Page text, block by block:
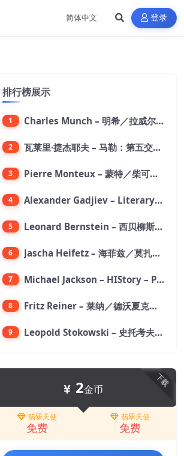
登录
排行榜展示
1 Charles Munch – 明希／拉威尔：波莱罗舞曲【176.4kHz／24bit】
2 瓦莱里·捷杰耶夫 – 马勒：第五交响曲【96kHz／24bit】
3 Pierre Monteux – 蒙特／柴可夫斯基：第六交响曲【176.4kHz／24bit】
4 Alexander Gadjiev – Literary Fantasies【FLAC 192】
5 Leonard Bernstein – 西贝柳斯：芬兰颂／格里格：培尔·金特组曲【44.1kHz／24bit】
6 Jascha Heifetz – 海菲兹／莫扎特：第四小提琴协奏曲，第五小提琴协奏曲《土耳其》／维瓦尔第：小提琴与大提琴协奏曲，RV 547【192kHz／24bit】
7 Michael Jackson – HIStory – PAST, PRESENT AND FUTURE – BOOK I【96kHz／24bit】
8 Fritz Reiner – 莱纳／德沃夏克：第九交响曲【176.4kHz／24bit】
9 Leopold Stokowski – 史托考夫斯基：狂想曲【176.4kHz／24bit】
下载
2金币
翡翠天使
免费
翡翠天使
免费